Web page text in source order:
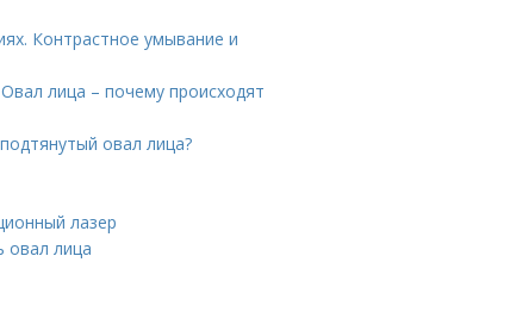
Контрастное умывание и
лица – почему происходят
овал лица?
лазер
овал лица